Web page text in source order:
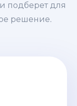
подберет для
решение.